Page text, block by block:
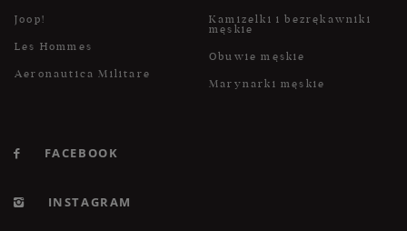
Joop!
Les Hommes
Aeronautica Militare
Kamizelki i bezrękawniki
męskie
Obuwie męskie
Marynarki męskie
FACEBOOK
INSTAGRAM